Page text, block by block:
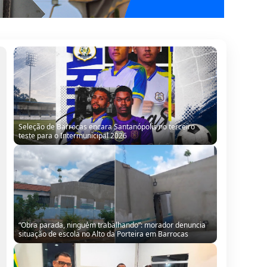
Seleção de Barrocas encara Santanópolis no terceiro
teste para o Intermunicipal 2026
“Obra parada, ninguém trabalhando”: morador denuncia
situação de escola no Alto da Porteira em Barrocas